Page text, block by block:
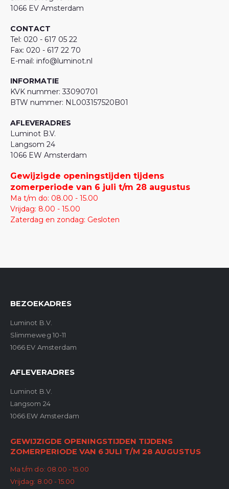
1066 EV Amsterdam
CONTACT
Tel: 020 - 617 05 22
Fax: 020 - 617 22 70
E-mail: info@luminot.nl
INFORMATIE
KVK nummer: 33090701
BTW nummer: NL003157520B01
AFLEVERADRES
Luminot B.V.
Langsom 24
1066 EW Amsterdam
Gewijzigde openingstijden tijdens
zomerperiode van 6 juli t/m 28 augustus
Ma t/m do: 08.00 - 15.00
Vrijdag: 8.00 - 15.00
Zaterdag en zondag: Gesloten
BEZOEKADRES
Luminot B.V.
Slimmeweg 10-11
1066 EV Amsterdam
AFLEVERADRES
Luminot B.V.
Langsom 24
1066 EW Amsterdam
GEWIJZIGDE OPENINGSTIJDEN TIJDENS
ZOMERPERIODE VAN 6 JULI T/M 28 AUGUSTUS
Ma t/m do: 08.00 - 15.00
Vrijdag: 8.00 - 15.00